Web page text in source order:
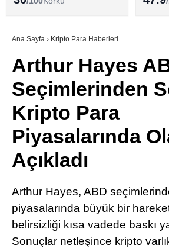
SÖZLÜK
Ana Sayfa › Kripto Para Haberleri
Arthur Hayes
Seçimlerinden
Kripto Para
Piyasalarında
Açıkladı
Arthur Hayes, ABD
piyasalarında büyük bir
belirsizliği kısa vadede baskı
Sonuçlar netleşince kripto